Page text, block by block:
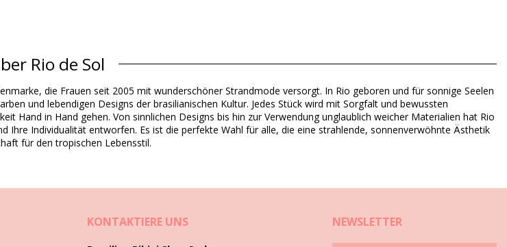
Oberstoff
XL (7899810256454)
Rio de Sol
die Frauen seit 2005 mit wunderschöner Strandmode versorgt. In Rio geboren und für sonnige Seelen
und lebendigen Designs der brasilianischen Kultur. Jedes Stück wird mit Sorgfalt und bewussten
Hand in Hand gehen. Von sinnlichen Designs bis hin zur Verwendung unglaublich weicher Materialien hat Rio
Ihre Individualität entworfen. Es ist die perfekte Wahl für alle, die eine strahlende, sonnenverwöhnte Ästhetik
für den tropischen Lebensstil.
KONTAKTIERE UNS NEWSLETTER